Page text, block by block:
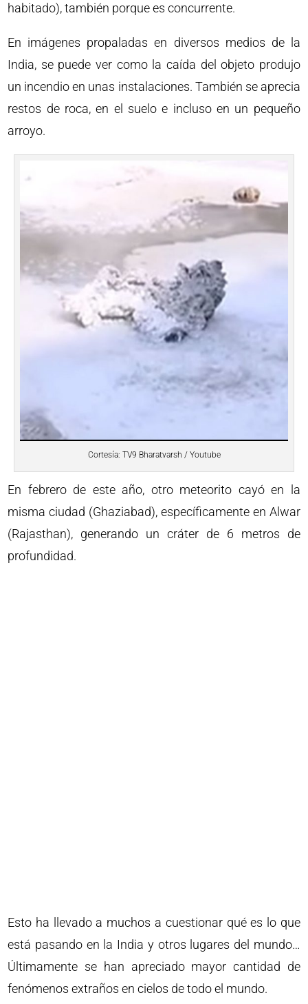
habitado), también porque es concurrente.
En imágenes propaladas en diversos medios de la
India, se puede ver como la caída del objeto produjo
un incendio en unas instalaciones. También se aprecia
restos de roca, en el suelo e incluso en un pequeño
arroyo.
Cortesía: TV9 Bharatvarsh / Youtube
En febrero de este año, otro meteorito cayó en la
misma ciudad (Ghaziabad), específicamente en Alwar
(Rajasthan), generando un cráter de 6 metros de
profundidad.
Esto ha llevado a muchos a cuestionar qué es lo que
está pasando en la India y otros lugares del mundo…
Últimamente se han apreciado mayor cantidad de
fenómenos extraños en cielos de todo el mundo.